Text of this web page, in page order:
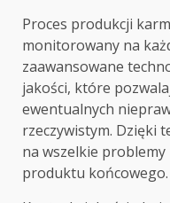
Proces produkcji
monitorowany na
zaawansowane
jakości, które
ewentualnych
rzeczywistym. Dzięki
na wszelkie
produktu końcowego.